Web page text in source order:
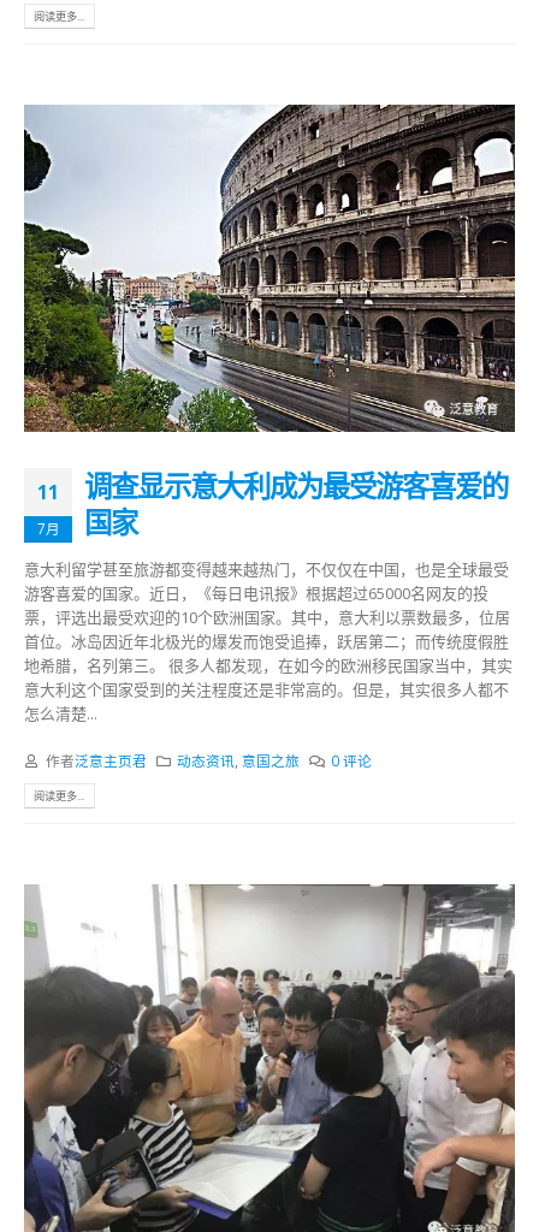
阅读更多...
11
7月
调查显示意大利成为最受游客喜爱的
国家
意大利留学甚至旅游都变得越来越热门，不仅仅在中国，也是全球最受
游客喜爱的国家。近日，《每日电讯报》根据超过65000名网友的投
票，评选出最受欢迎的10个欧洲国家。其中，意大利以票数最多，位居
首位。冰岛因近年北极光的爆发而饱受追捧，跃居第二；而传统度假胜
地希腊，名列第三。 很多人都发现，在如今的欧洲移民国家当中，其实
意大利这个国家受到的关注程度还是非常高的。但是，其实很多人都不
怎么清楚...
作者泛意主页君 动态资讯 ,意国之旅 0 评论
阅读更多...